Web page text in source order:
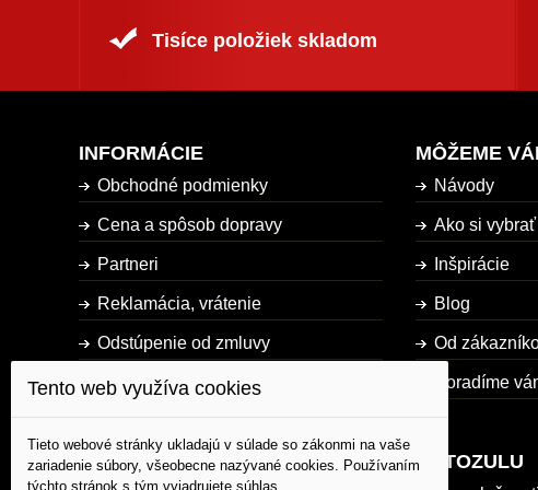
Tisíce položiek skladom
INFORMÁCIE
Obchodné podmienky
Cena a spôsob dopravy
Partneri
Reklamácia, vrátenie
Odstúpenie od zmluvy
Dostupnosť tovaru
Mapa stránky
MÔŽEME
Návody
Ako si vybrať
Inšpirácie
Blog
Od
Poradíme
AUTOZULU
Tento web využíva cookies
Tieto webové stránky ukladajú v súlade so zákonmi na vaše
zariadenie súbory, všeobecne nazývané cookies. Používaním
týchto stránok s tým vyjadrujete súhlas.